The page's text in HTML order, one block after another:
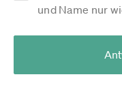
und Name nur